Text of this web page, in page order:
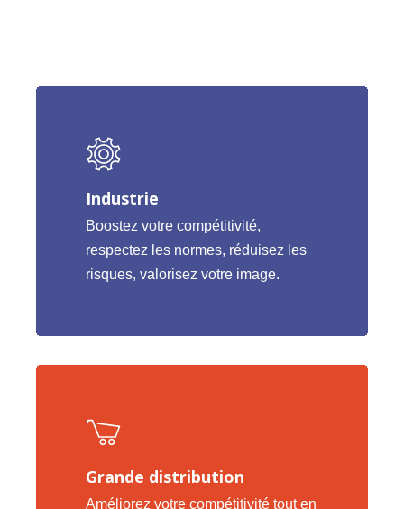
Industrie
Boostez votre compétitivité,
respectez les normes, réduisez les
risques, valorisez votre image.
Grande distribution
Améliorez votre compétitivité tout en